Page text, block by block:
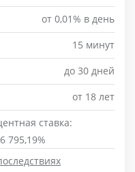
от 0,01% в день
15 минут
до 30 дней
от 18 лет
ставка:
795,19%